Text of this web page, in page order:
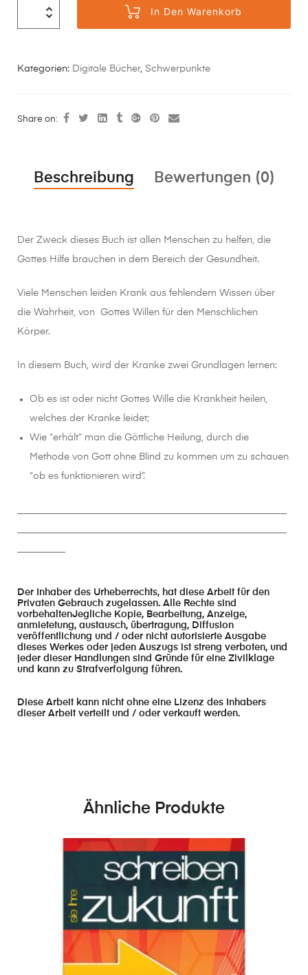
In Den Warenkorb
Kategorien: Digitale Bücher, Schwerpunkte
Share on:
Beschreibung Bewertungen (0)
Der Zweck dieses Buch ist allen Menschen zu helfen, die
Gottes Hilfe brauchen in dem Bereich der Gesundheit.
Viele Menschen leiden Krank aus fehlendem Wissen über
die Wahrheit, von Gottes Willen für den Menschlichen
Körper.
In diesem Buch, wird der Kranke zwei Grundlagen lernen:
Ob es ist oder nicht Gottes Wille die Krankheit heilen,
welches der Kranke leidet;
Wie “erhält” man die Göttliche Heilung, durch die
Methode von Gott ohne Blind zu kommen um zu schauen
“ob es funktionieren wird”.
Der Inhaber des Urheberrechts, hat diese Arbeit für den
Privaten Gebrauch zugelassen. Alle Rechte sind
vorbehaltenJegliche Kopie, Bearbeitung, Anzeige,
anmietetung, austausch, übertragung, Diffusion
veröffentlichung und / oder nicht autorisierte Ausgabe
dieses Werkes oder jeden Auszugs ist streng verboten, und
jeder dieser Handlungen sind Gründe für eine Zivilklage
und kann zu Strafverfolgung führen.
Diese Arbeit kann nicht ohne eine Lizenz des Inhabers
dieser Arbeit verteilt und / oder verkauft werden.
Ähnliche Produkte